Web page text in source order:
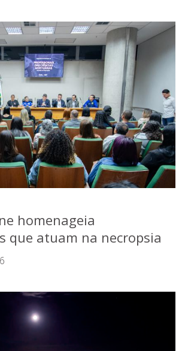
homenageia
que atuam na necropsia